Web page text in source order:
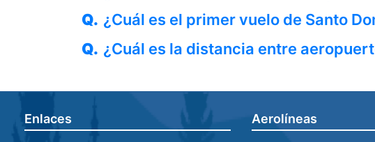
Q. ¿Cuál es el primer vuelo de Santo
Q. ¿Cuál es la distancia entre
Enlaces Aerolíneas